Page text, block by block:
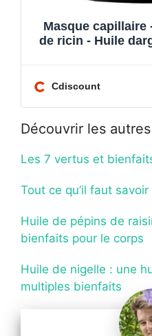
Masque capillaire
de ricin - Huile
Cdiscount
Découvrir les
Les 7 vertus et
Tout ce qu’il faut savoir
Huile de pépins de
bienfaits pour le corps
Huile de nigelle : une
multiples bienfaits